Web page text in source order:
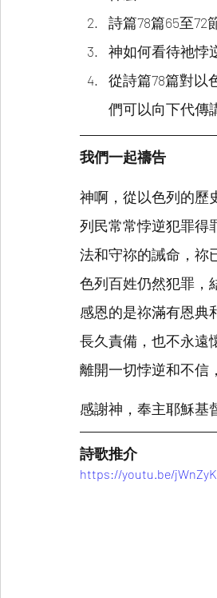
詩篇78篇65至72
神如何看待祂悖
從詩篇78篇對以
們可以向下代傳
我們一起禱告
神啊，從以色列的歷
列民常常悖逆犯罪得
法和守祢的誡命，祢
色列百姓仍然犯罪，
感恩的是祢滿有恩典
長久責備，也不永遠
離開一切悖逆和不信
感謝神，奉主耶穌基
詩歌推介
https://youtu.be/